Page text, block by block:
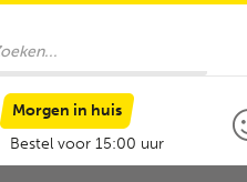
Morgen in huis
Bestel voor 15:00 uur